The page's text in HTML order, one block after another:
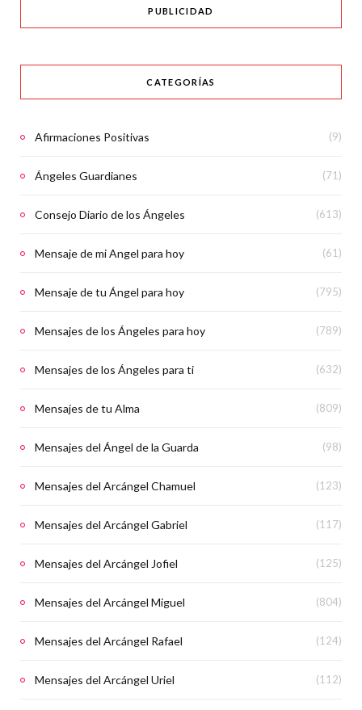
PUBLICIDAD
CATEGORÍAS
Afirmaciones Positivas (9)
Ángeles Guardianes (71)
Consejo Diario de los Ángeles (613)
Mensaje de mi Angel para hoy (61)
Mensaje de tu Ángel para hoy (795)
Mensajes de los Ángeles para hoy (789)
Mensajes de los Ángeles para ti (632)
Mensajes de tu Alma (809)
Mensajes del Ángel de la Guarda (98)
Mensajes del Arcángel Chamuel (123)
Mensajes del Arcángel Gabriel (117)
Mensajes del Arcángel Jofiel (125)
Mensajes del Arcángel Miguel (804)
Mensajes del Arcángel Rafael (124)
Mensajes del Arcángel Uriel (112)